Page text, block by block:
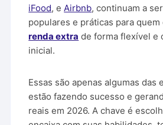
iFood, e Airbnb, continuam a
populares e práticas para quem
renda extra de forma flexível e
inicial.
Essas são apenas algumas das
estão fazendo sucesso e
reais em 2026. A chave é